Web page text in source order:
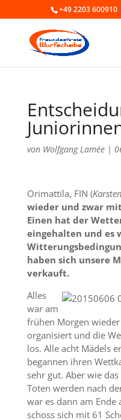
+49 2203 600910
von Wolfgang Lamée|
Orimattila, FIN (
wieder und zwar
Einen hat der
eingehalten und es
haben sich unsere
verkauft.
Alles
war am
frühen Morgen
organisiert und die
los. Alle acht Mädels
begannen ihren
sehr gut. Aber wie
Toten werden nach
war es dann am Ende
schoss sich mit 61